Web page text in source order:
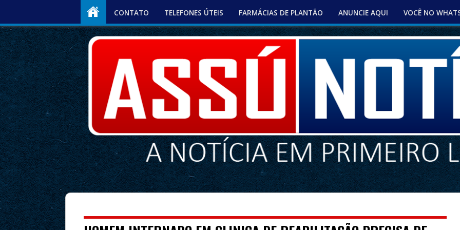
CONTATO TELEFONES ÚTEIS FARMÁCIAS DE PLANTÃO ANUNCIE AQUI VOCÊ NO